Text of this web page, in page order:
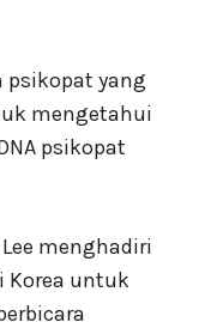
psikopat yang
mengetahui
psikopat
menghadiri
Korea untuk